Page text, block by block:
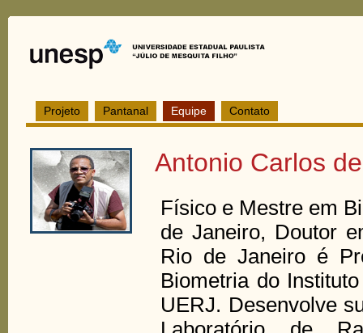
Projeto Pantanal Equipe Contato
Antonio Carlos
Físico e Mestre em
de Janeiro, Doutor
Rio de Janeiro é
Biometria do
UERJ. Desenvolve